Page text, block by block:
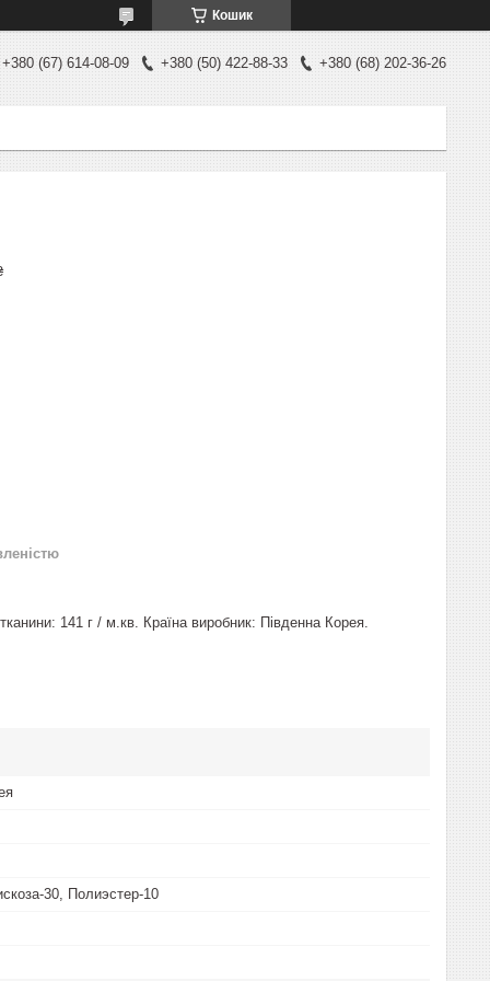
Кошик
+380 (67) 614-08-09 +380 (50) 422-88-33 +380 (68) 202-36-26
141 г / м.кв. Країна виробник: Південна Корея.
30, Полиэстер-10